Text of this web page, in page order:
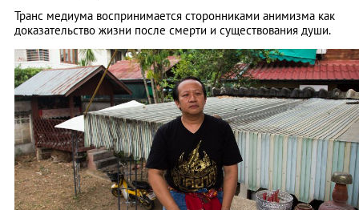
Транс медиума воспринимается сторонниками анимизма как
доказательство жизни после смерти и существования души.